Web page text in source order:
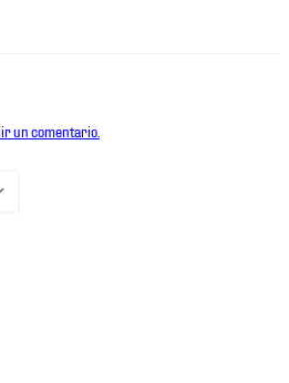
un comentario.